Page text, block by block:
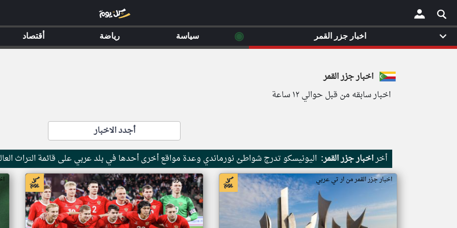
×
اخبار جزر القمر
اخبار سابقه من قبل حوالي ١٢ ساعة
أجدد الاخبار
أخراخبار جزر القمر: اليونيسكو تدرج شواطئ نورماندي وعدة مواقع أخرى أحدها في بلد عربي على قائمة التراث
اخبار جزر القمر من ار تي عربي اخبار جزر القمر من ار تي عربي
اخبار جزر القمر ◉ سياسة رياضة أقتصاد